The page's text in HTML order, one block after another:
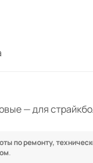
— для
по ремонту,
.